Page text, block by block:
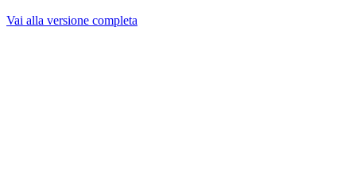
Vai alla versione completa